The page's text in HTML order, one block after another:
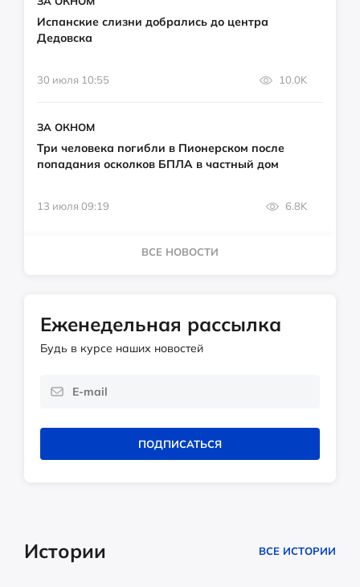
Испанские слизни добрались до центра
Дедовска
30 июля 10:55 10.0K
ЗА ОКНОМ
Три человека погибли в Пионерском после
попадания осколков БПЛА в частный дом
13 июля 09:19 6.8K
ВСЕ НОВОСТИ
Еженедельная рассылка
Будь в курсе наших новостей
ПОДПИСАТЬСЯ
Истории ВСЕ ИСТОРИИ